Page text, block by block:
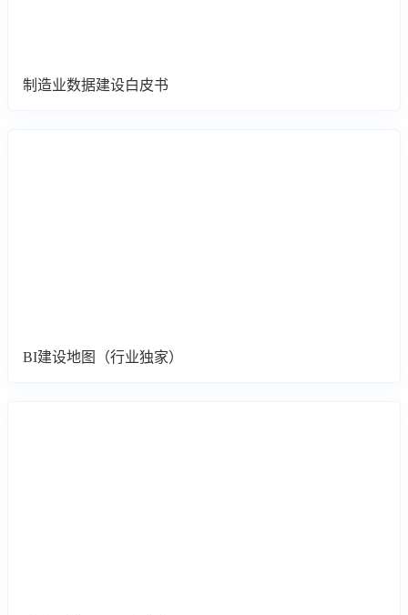
制造业数据建设白皮书
BI建设地图（行业独家）